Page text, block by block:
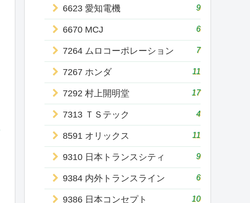
6623 愛知電機 9
6670 MCJ 6
7264 ムロコーポレーション 7
7267 ホンダ 11
7292 村上開明堂 17
7313 ＴＳテック 4
8591 オリックス 11
9310 日本トランスシティ 9
9384 内外トランスライン 6
9386 日本コンセプト 10